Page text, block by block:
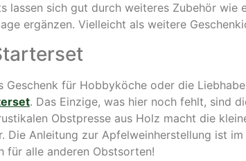
lassen sich gut durch weiteres Zubehör wie
ergänzen. Vielleicht als weitere
Geschenk für Hobbyköche oder die
. Das Einzige, was hier noch fehlt, sind
Obstpresse aus Holz macht die
Die Anleitung zur Apfelweinherstellung ist
für alle anderen Obstsorten!